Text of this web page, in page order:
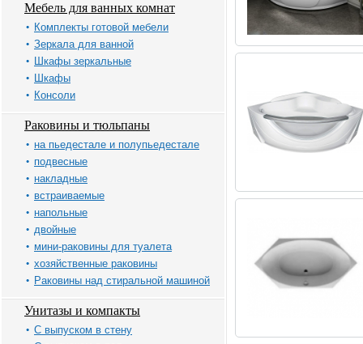
Мебель для ванных комнат
Комплекты готовой мебели
Зеркала для ванной
Шкафы зеркальные
Шкафы
Консоли
Раковины и тюльпаны
на пьедестале и полупьедестале
подвесные
накладные
встраиваемые
напольные
двойные
мини-раковины для туалета
хозяйственные раковины
Раковины над стиральной машиной
Унитазы и компакты
С выпуском в стену